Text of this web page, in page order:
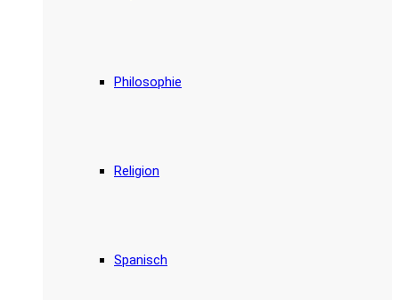
Philosophie
Religion
Spanisch